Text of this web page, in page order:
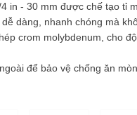
in - 30 mm được chế tạo tỉ
dàng, nhanh chóng mà
crom molybdenum, cho
để bảo vệ chống ăn